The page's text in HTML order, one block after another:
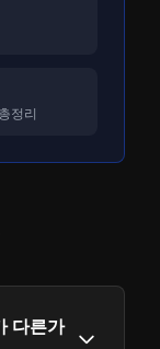
정리
다른가